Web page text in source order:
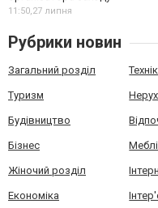
11:50,27 липня
Рубрики новин
Загальний розділ
Туризм
Будівництво
Бізнес Меблі
Жіночий розділ
Економіка